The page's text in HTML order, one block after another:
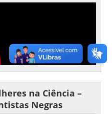
na Ciência –
Negras